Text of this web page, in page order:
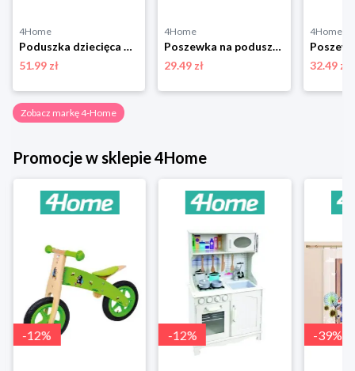
4Home
Poduszka dziecięca Tlapková Patrola, 40 x 40 cm 4-Home
51.99 zł
4Home
Poszewka na poduszkę Happy check beżowo-czarny, 45 x 45 cm 4-Home
29.49 zł
4Home
32.49 zł
Zobacz markę 4-Home
Promocje w sklepie 4Home
-12% -12% -39%